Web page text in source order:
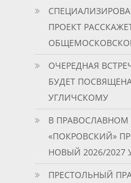
ПРОЕКТ
ОЧЕРЕДНАЯ
БУДЕТ
УГЛИЧСКОМУ
В
«ПОКРОВСКИЙ»
НОВЫЙ 2026/2027
ПРЕСТОЛЬНЫЙ